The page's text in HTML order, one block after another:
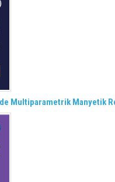
Multiparametrik Manyetik